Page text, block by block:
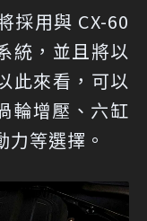
採用與 CX-60
統，並且將以
此來看，可以
輪增壓、六缸
等選擇。